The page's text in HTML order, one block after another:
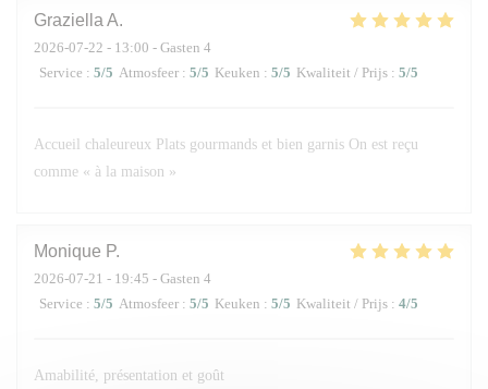
Graziella A
2026-07-22 - 13:00 - Gasten 4
Service : 5/5 Atmosfeer : 5/5 Keuken : 5/5 Kwaliteit / Prijs : 5/5
Accueil chaleureux Plats gourmands et bien garnis On est reçu
comme « à la maison »
Monique P
2026-07-21 - 19:45 - Gasten 4
Service : 5/5 Atmosfeer : 5/5 Keuken : 5/5 Kwaliteit / Prijs : 4/5
Amabilité, présentation et goût